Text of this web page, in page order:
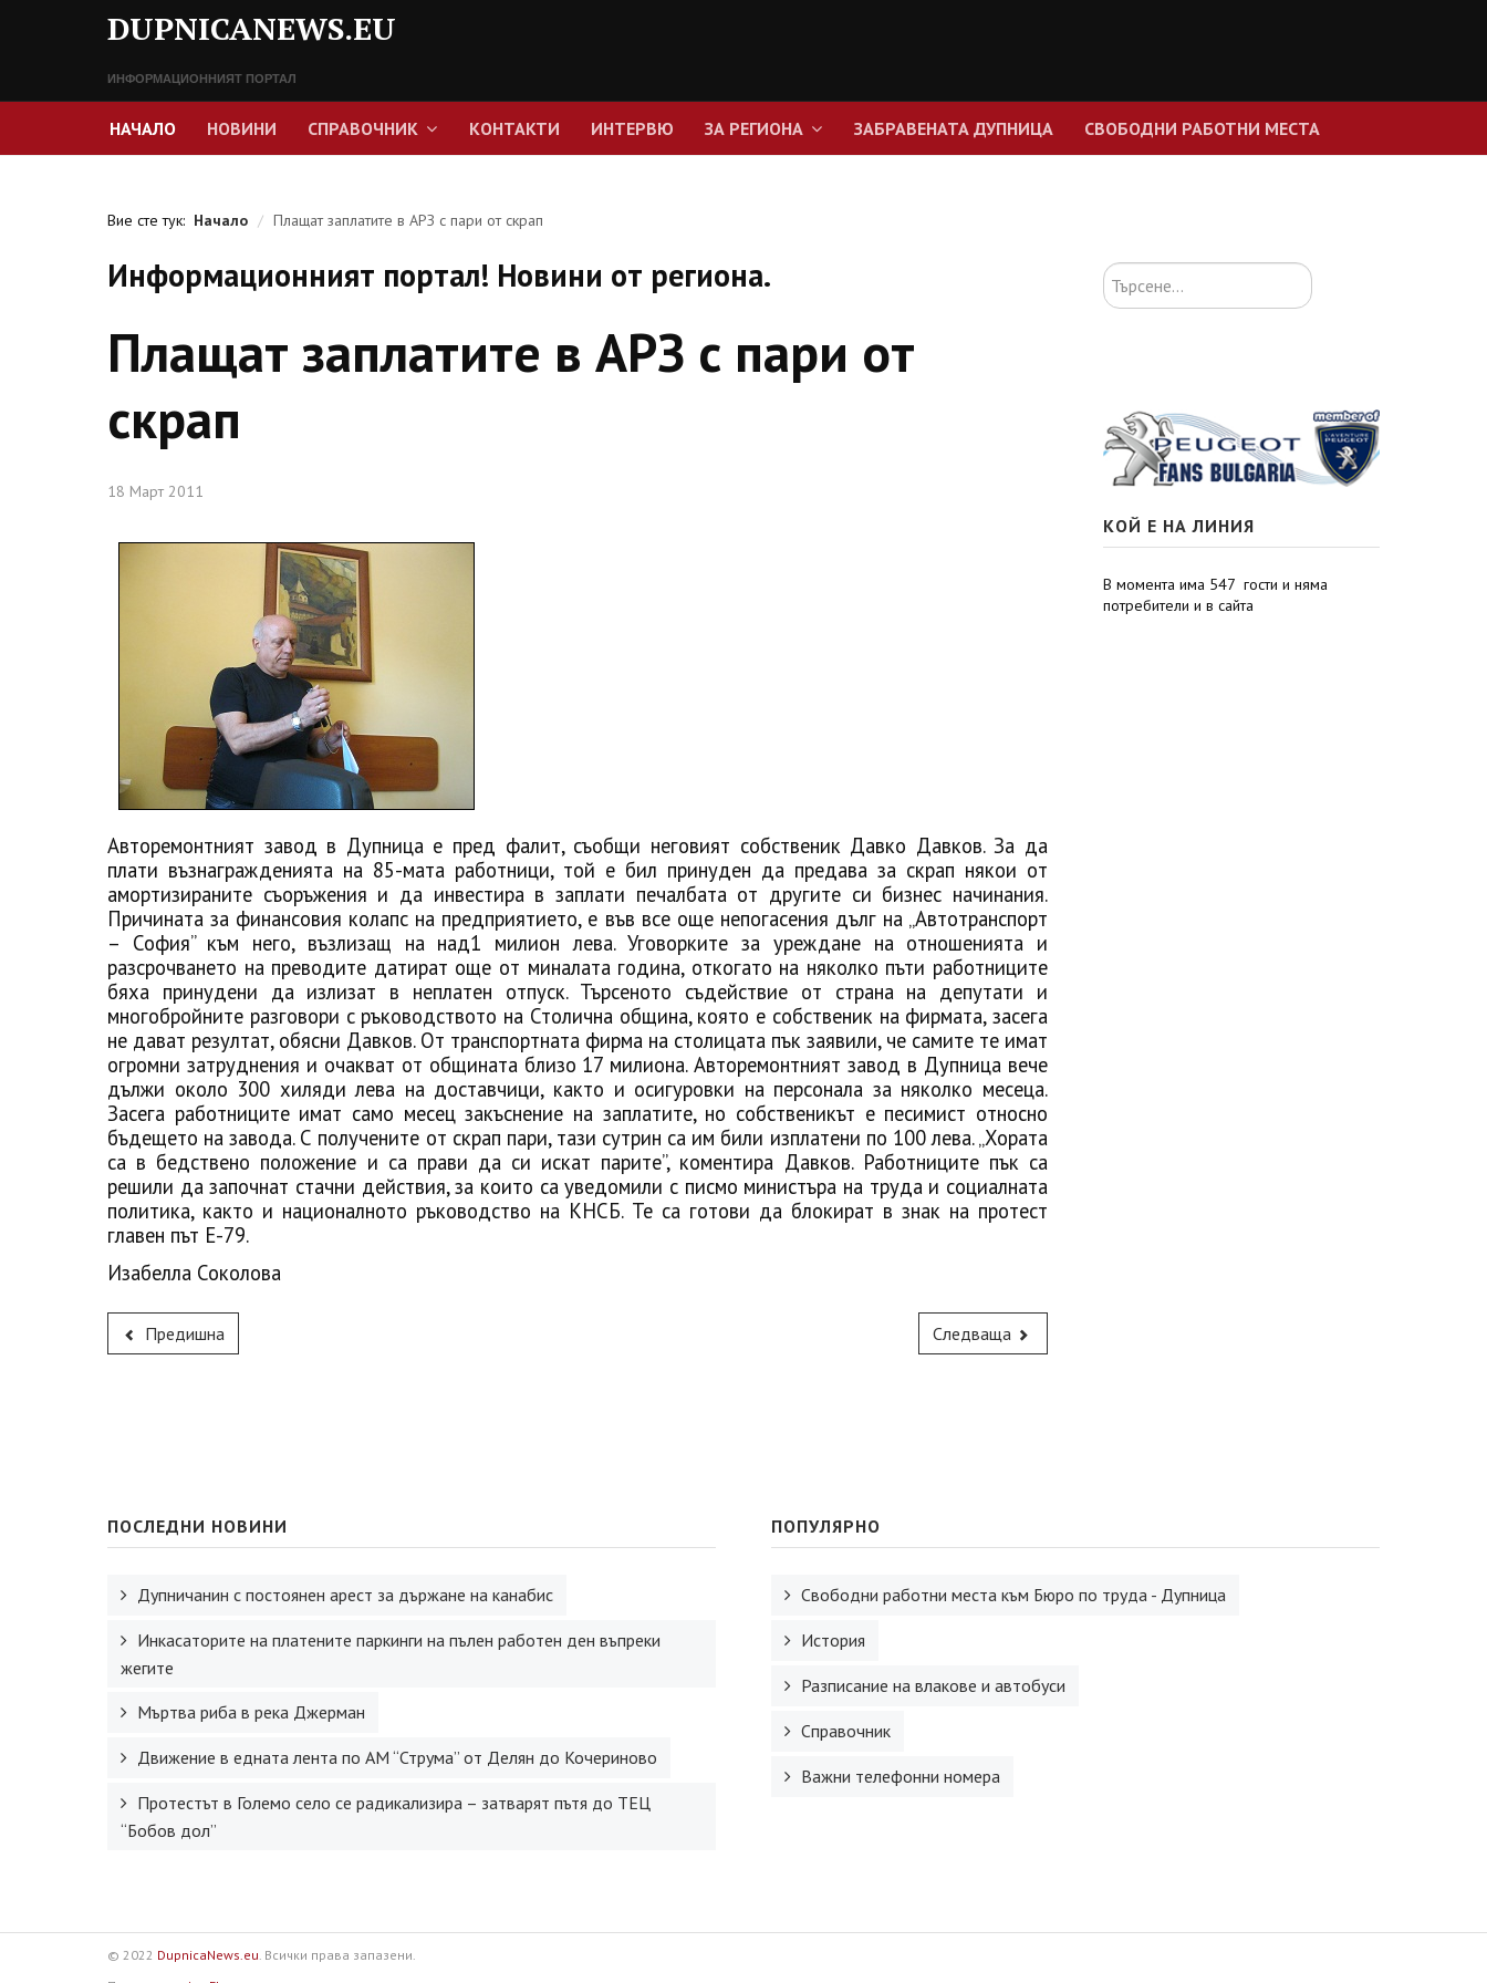
DUPNICANEWS.EU
ИНФОРМАЦИОННИЯТ ПОРТАЛ
НАЧАЛО НОВИНИ СПРАВОЧНИК КОНТАКТИ ИНТЕРВЮ ЗА РЕГИОНА ЗАБРАВЕНАТА ДУПНИЦА СВОБОДНИ РАБОТНИ МЕСТА
Вие сте тук: Начало / Плащат заплатите в АРЗ с пари от скрап
Информационният портал! Новини от региона.
Плащат заплатите в АРЗ с пари от
скрап
18 Март 2011
Авторемонтният завод в Дупница е пред фалит, съобщи неговият собственик Давко Давков. За да
плати възнагражденията на 85-мата работници, той е бил принуден да предава за скрап някои от
амортизираните съоръжения и да инвестира в заплати печалбата от другите си бизнес начинания.
Причината за финансовия колапс на предприятието, е във все още непогасения дълг на „Автотранспорт
– София” към него, възлизащ на над1 милион лева. Уговорките за уреждане на отношенията и
разсрочването на преводите датират още от миналата година, откогато на няколко пъти работниците
бяха принудени да излизат в неплатен отпуск. Търсеното съдействие от страна на депутати и
многобройните разговори с ръководството на Столична община, която е собственик на фирмата, засега
не дават резултат, обясни Давков. От транспортната фирма на столицата пък заявили, че самите те имат
огромни затруднения и очакват от общината близо 17 милиона. Авторемонтният завод в Дупница вече
дължи около 300 хиляди лева на доставчици, както и осигуровки на персонала за няколко месеца.
Засега работниците имат само месец закъснение на заплатите, но собственикът е песимист относно
бъдещето на завода. С получените от скрап пари, тази сутрин са им били изплатени по 100 лева. „Хората
са в бедствено положение и са прави да си искат парите”, коментира Давков. Работниците пък са
решили да започнат стачни действия, за които са уведомили с писмо министъра на труда и социалната
политика, както и националното ръководство на КНСБ. Те са готови да блокират в знак на протест
главен път Е-79.
Изабелла Соколова
Предишна Следваща
Търсене...
КОЙ Е НА ЛИНИЯ
В момента има 547 гости и няма
потребители и в сайта
ПОСЛЕДНИ НОВИНИ
Дупничанин с постоянен арест за държане на канабис
Инкасаторите на платените паркинги на пълен работен ден въпреки
жегите
Мъртва риба в река Джерман
Движение в едната лента по АМ “Струма” от Делян до Кочериново
Протестът в Големо село се радикализира – затварят пътя до ТЕЦ
“Бобов дол”
ПОПУЛЯРНО
Свободни работни места към Бюро по труда - Дупница
История
Разписание на влакове и автобуси
Справочник
Важни телефонни номера
© 2022 DupnicaNews.eu. Всички права запазени.